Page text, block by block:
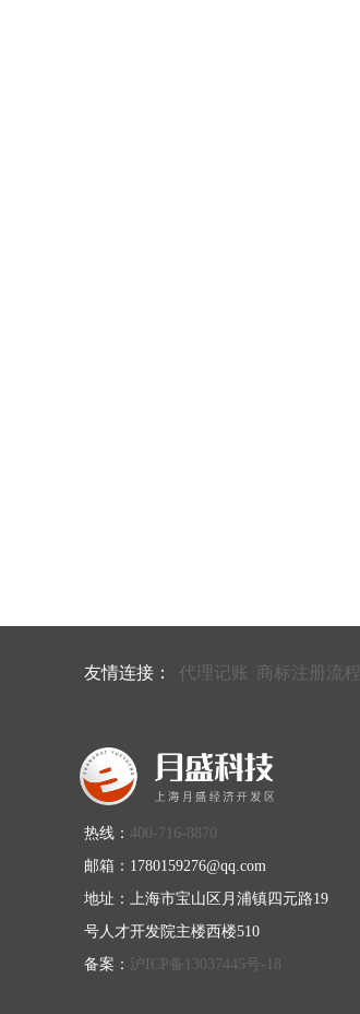
友情连接： 代理记账 商标注册流程
热线： 400-716-8870
邮箱：1780159276@qq.com
地址：上海市宝山区月浦镇四元路19
号人才开发院主楼西楼510
备案： 沪ICP备13037445号-18